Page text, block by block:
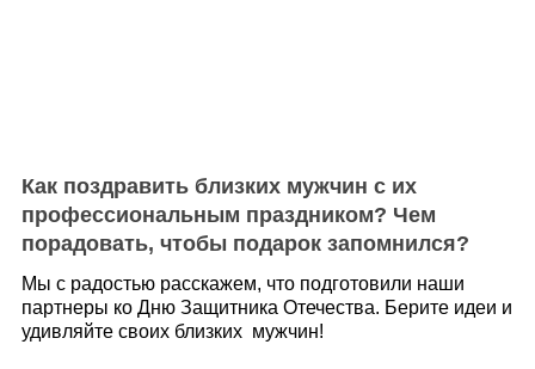
Как поздравить близких мужчин с их
профессиональным праздником? Чем
порадовать, чтобы подарок запомнился?
Мы с радостью расскажем, что подготовили наши
партнеры ко Дню Защитника Отечества. Берите идеи и
удивляйте своих близких мужчин!